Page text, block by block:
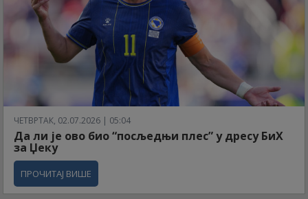
ЧЕТВРТАК, 02.07.2026 | 05:04
Да ли је ово био “посљедњи плес” у дресу БиХ
за Џеку
ПРОЧИТАЈ ВИШЕ